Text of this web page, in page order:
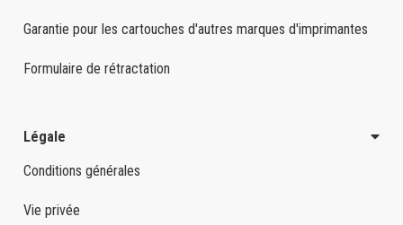
Garantie pour les cartouches d'autres marques d'imprimantes
Formulaire de rétractation
Légale
Conditions générales
Vie privée